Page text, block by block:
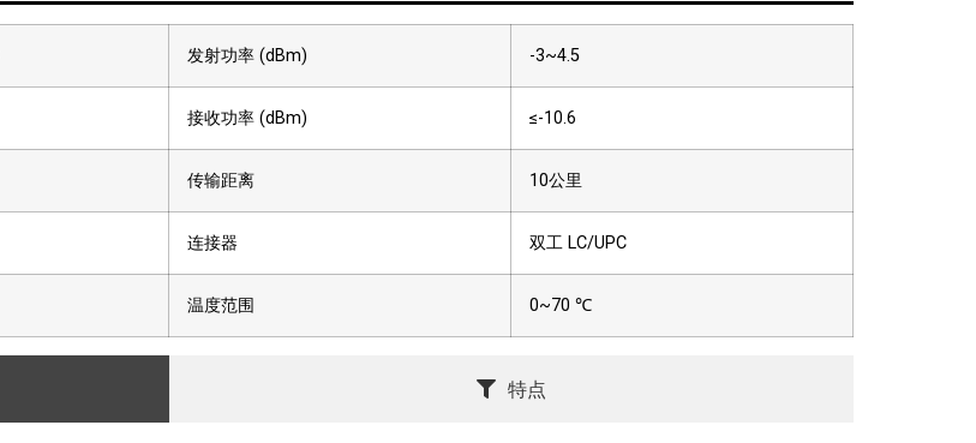
发射功率 (dBm) -3~4.5
接收功率 (dBm) ≤-10.6
传输距离 10公里
连接器 双工 LC/UPC
温度范围 0~70 ℃
特点